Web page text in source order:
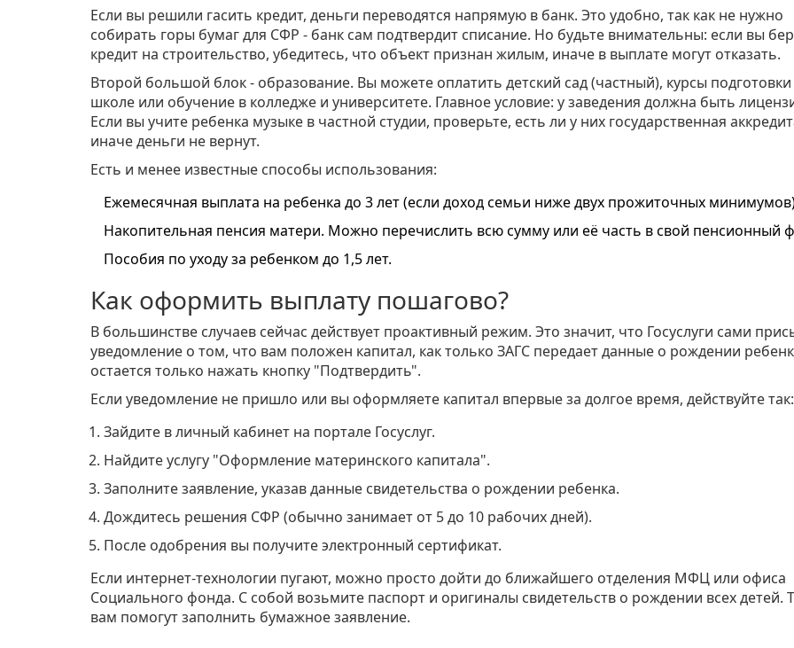
Если вы решили гасить кредит, деньги переводятся напрямую в банк. Это удобно, так как не нужно
собирать горы бумаг для СФР - банк сам подтвердит списание. Но будьте внимательны: если вы
кредит на строительство, убедитесь, что объект признан жилым, иначе в выплате могут отказать.
Второй большой блок - образование. Вы можете оплатить детский сад (частный), курсы подготовки
школе или обучение в колледже и университете. Главное условие: у заведения должна быть
Если вы учите ребенка музыке в частной студии, проверьте, есть ли у них государственная
иначе деньги не вернут.
Есть и менее известные способы использования:
Ежемесячная выплата на ребенка до 3 лет (если доход семьи ниже двух прожиточных
Накопительная пенсия матери. Можно перечислить всю сумму или её часть в свой пенсионный
Пособия по уходу за ребенком до 1,5 лет.
Как оформить выплату пошагово?
В большинстве случаев сейчас действует проактивный режим. Это значит, что Госуслуги сами
уведомление о том, что вам положен капитал, как только ЗАГС передает данные о рождении
остается только нажать кнопку "Подтвердить".
Если уведомление не пришло или вы оформляете капитал впервые за долгое время, действуйте так:
Зайдите в личный кабинет на портале Госуслуг.
Найдите услугу "Оформление материнского капитала".
Заполните заявление, указав данные свидетельства о рождении ребенка.
Дождитесь решения СФР (обычно занимает от 5 до 10 рабочих дней).
После одобрения вы получите электронный сертификат.
Если интернет-технологии пугают, можно просто дойти до ближайшего отделения МФЦ или офиса
Социального фонда. С собой возьмите паспорт и оригиналы свидетельств о рождении всех детей.
вам помогут заполнить бумажное заявление.